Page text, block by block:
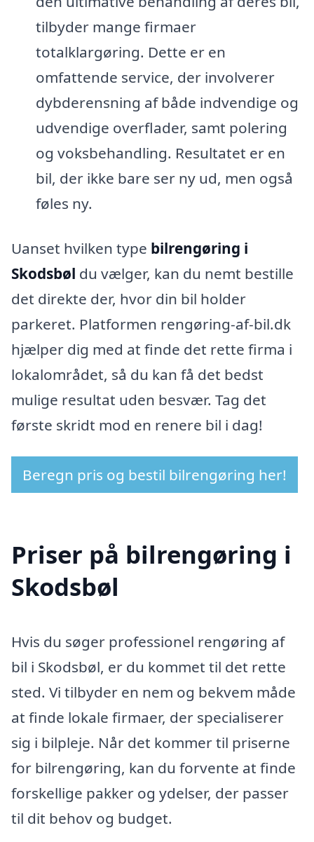
tilbyder mange firmaer
totalklargøring. Dette er en
omfattende service, der involverer
dybderensning af både indvendige og
udvendige overflader, samt polering
og voksbehandling. Resultatet er en
bil, der ikke bare ser ny ud, men også
føles ny.
Uanset hvilken type bilrengøring i
Skodsbøl du vælger, kan du nemt bestille
det direkte der, hvor din bil holder
parkeret. Platformen rengøring-af-bil.dk
hjælper dig med at finde det rette firma i
lokalområdet, så du kan få det bedst
mulige resultat uden besvær. Tag det
første skridt mod en renere bil i dag!
Beregn pris og bestil bilrengøring her!
Priser på bilrengøring i
Skodsbøl
Hvis du søger professionel rengøring af
bil i Skodsbøl, er du kommet til det rette
sted. Vi tilbyder en nem og bekvem måde
at finde lokale firmaer, der specialiserer
sig i bilpleje. Når det kommer til priserne
for bilrengøring, kan du forvente at finde
forskellige pakker og ydelser, der passer
til dit behov og budget.